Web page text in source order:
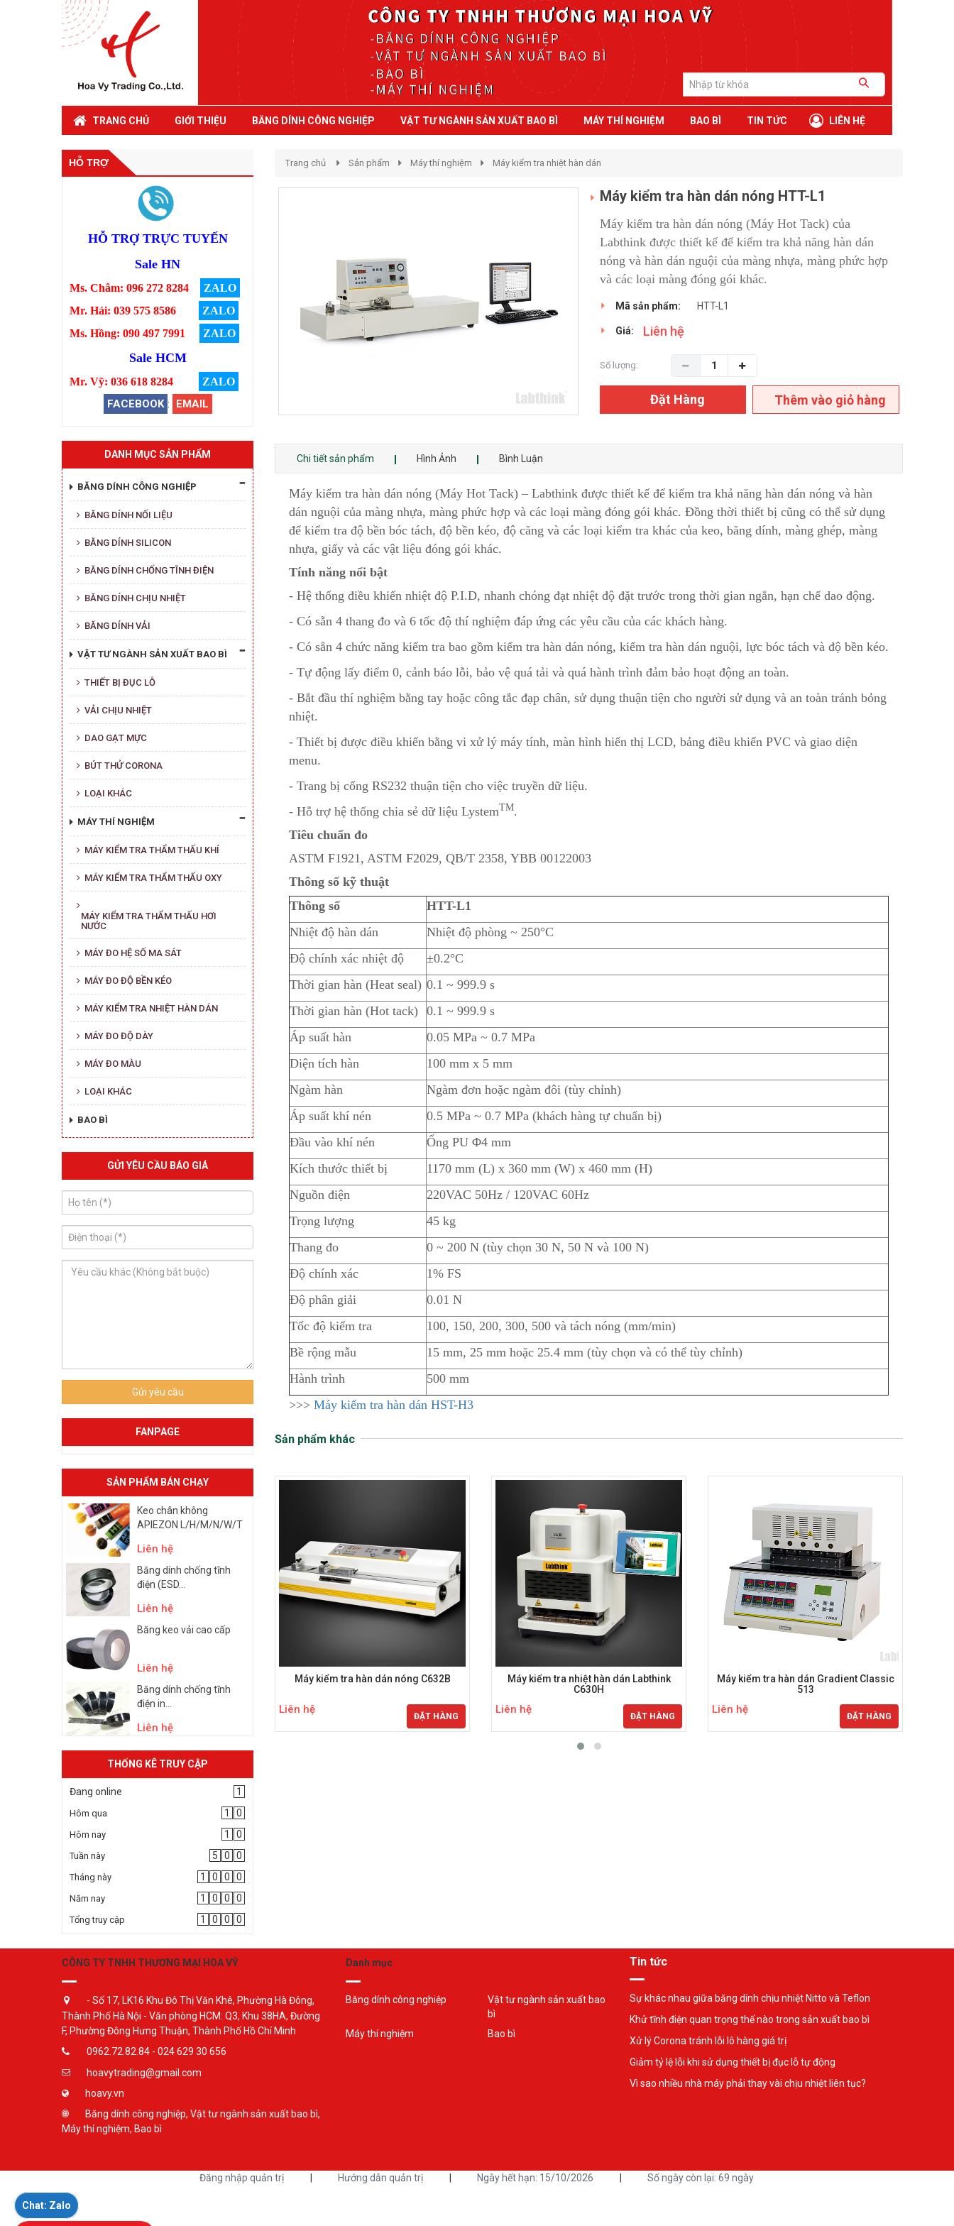
TRANG CHỦ GIỚI THIỆU BĂNG DÍNH CÔNG NGHIỆP VẬT TƯ NGÀNH SẢN XUẤT BAO BÌ MÁY THÍ NGHIỆM BAO BÌ TIN TỨC LIÊN HỆ
HỖ TRỢ
HỖ TRỢ TRỰC TUYẾN
Sale HN
Ms. Châm: 096 272 8284
ZALO
Mr. Hải: 039 575 8586
ZALO
Ms. Hồng: 090 497 7991
ZALO
Sale HCM
Mr. Vỹ: 036 618 8284 ZALO
FACEBOOK : EMAIL
DANH MỤC SẢN PHẨM
BĂNG DÍNH CÔNG NGHIỆP
BĂNG DÍNH NỐI LIỆU
BĂNG DÍNH SILICON
BĂNG DÍNH CHỐNG TĨNH ĐIỆN
BĂNG DÍNH CHỊU NHIỆT
BĂNG DÍNH VẢI
VẬT TƯ NGÀNH SẢN XUẤT BAO BÌ
THIẾT BỊ ĐỤC LỖ
VẢI CHỊU NHIỆT
DAO GẠT MỰC
BÚT THỬ CORONA
LOẠI KHÁC
MÁY THÍ NGHIỆM
MÁY KIỂM TRA THẨM THẤU KHÍ
MÁY KIỂM TRA THẨM THẤU OXY
MÁY KIỂM TRA THẨM THẤU HƠI
NƯỚC
MÁY ĐO HỆ SỐ MA SÁT
MÁY ĐO ĐỘ BỀN KÉO
MÁY KIỂM TRA NHIỆT HÀN DÁN
MÁY ĐO ĐỘ DÀY
MÁY ĐO MÀU
LOẠI KHÁC
BAO BÌ
GỬI YÊU CẦU BÁO GIÁ
Gửi yêu cầu
FANPAGE
SẢN PHẨM BÁN CHẠY
Keo chân không
APIEZON L/H/M/N/W/T
Liên hệ
Băng dính chống tĩnh
điện (ESD...
Liên hệ
Băng keo vải cao cấp
Liên hệ
Băng dính chống tĩnh
điện in...
Liên hệ
THỐNG KÊ TRUY CẬP
Đang online 1
Hôm qua 1 0
Hôm nay 1 0
Tuần này 5 0 0
Tháng này 1 0 0 0
Năm nay 1 0 0 0
Tổng truy cập 1 0 0 0
Trang chủ Sản phẩm Máy thí nghiệm Máy kiểm tra nhiệt hàn dán
Máy kiểm tra hàn dán nóng HTT-L1
Máy kiểm tra hàn dán nóng (Máy Hot Tack) của
Labthink được thiết kế để kiểm tra khả năng hàn dán
nóng và hàn dán nguội của màng nhựa, màng phức hợp
và các loại màng đóng gói khác.
Mã sản phẩm: HTT-L1
Giá: Liên hệ
Số lượng:
Đặt Hàng Thêm vào giỏ hàng
Chi tiết sản phẩm Hình Ảnh Bình Luận
Máy kiểm tra hàn dán nóng (Máy Hot Tack) – Labthink được thiết kế để kiểm tra khả năng hàn dán nóng và hàn
dán nguội của màng nhựa, màng phức hợp và các loại màng đóng gói khác. Đồng thời thiết bị cũng có thể sử dụng
để kiểm tra độ bền bóc tách, độ bền kéo, độ căng và các loại kiểm tra khác của keo, băng dính, màng ghép, màng
nhựa, giấy và các vật liệu đóng gói khác.
Tính năng nổi bật
- Hệ thống điều khiển nhiệt độ P.I.D, nhanh chóng đạt nhiệt độ đặt trước trong thời gian ngắn, hạn chế dao động.
- Có sẵn 4 thang đo và 6 tốc độ thí nghiệm đáp ứng các yêu cầu của các khách hàng.
- Có sẵn 4 chức năng kiểm tra bao gồm kiểm tra hàn dán nóng, kiểm tra hàn dán nguội, lực bóc tách và độ bền kéo.
- Tự động lấy điểm 0, cảnh báo lỗi, bảo vệ quá tải và quá hành trình đảm bảo hoạt động an toàn.
- Bắt đầu thí nghiệm bằng tay hoặc công tắc đạp chân, sử dụng thuận tiện cho người sử dụng và an toàn tránh bỏng
nhiệt.
- Thiết bị được điều khiển bằng vi xử lý máy tính, màn hình hiển thị LCD, bảng điều khiển PVC và giao diện
menu.
- Trang bị cổng RS232 thuận tiện cho việc truyền dữ liệu.
- Hỗ trợ hệ thống chia sẻ dữ liệu LystemTM.
Tiêu chuẩn đo
ASTM F1921, ASTM F2029, QB/T 2358, YBB 00122003
Thông số kỹ thuật
Thông số
HTT-L1
Nhiệt độ hàn dán
Nhiệt độ phòng ~ 250°C
Độ chính xác nhiệt độ
±0.2°C
Thời gian hàn (Heat seal) 0.1 ~ 999.9 s
Thời gian hàn (Hot tack) 0.1 ~ 999.9 s
Áp suất hàn
0.05 MPa ~ 0.7 MPa
Diện tích hàn
100 mm x 5 mm
Ngàm hàn
Ngàm đơn hoặc ngàm đôi (tùy chỉnh)
Áp suất khí nén
0.5 MPa ~ 0.7 MPa (khách hàng tự chuẩn bị)
Đầu vào khí nén
Ống PU Φ4 mm
Kích thước thiết bị
1170 mm (L) x 360 mm (W) x 460 mm (H)
Nguồn điện
220VAC 50Hz / 120VAC 60Hz
Trọng lượng
45 kg
Thang đo
0 ~ 200 N (tùy chọn 30 N, 50 N và 100 N)
Độ chính xác
1% FS
Độ phân giải
0.01 N
Tốc độ kiểm tra
100, 150, 200, 300, 500 và tách nóng (mm/min)
Bề rộng mẫu
15 mm, 25 mm hoặc 25.4 mm (tùy chọn và có thể tùy chỉnh)
Hành trình
500 mm
>>> Máy kiểm tra hàn dán HST-H3
Sản phẩm khác
Máy kiểm tra hàn dán nóng C632B
Liên hệ
ĐẶT HÀNG
Máy kiểm tra nhiệt hàn dán Labthink
C630H
Liên hệ
ĐẶT HÀNG
Máy kiểm tra hàn dán Gradient Classic
513
Liên hệ
ĐẶT HÀNG
CÔNG TY TNHH THƯƠNG MẠI HOA VỸ
- Số 17, LK16 Khu Đô Thị Văn Khê, Phường Hà Đông,
Thành Phố Hà Nội - Văn phòng HCM: Q3, Khu 38HA, Đường
F, Phường Đông Hưng Thuận, Thành Phố Hồ Chí Minh
0962.72.82.84 - 024 629 30 656
hoavytrading@gmail.com
hoavy.vn
Băng dính công nghiệp, Vật tư ngành sản xuất bao bì,
Máy thí nghiệm, Bao bì
Chat: Zalo
Danh mục
Băng dính công nghiệp
Vật tư ngành sản xuất bao
bì
Máy thí nghiệm
Bao bì
Tin tức
Sự khác nhau giữa băng dính chịu nhiệt Nitto và Teflon
Khử tĩnh điện quan trọng thế nào trong sản xuất bao bì
Xử lý Corona tránh lỗi lô hàng giá trị
Giảm tỷ lệ lỗi khi sử dụng thiết bị đục lỗ tự động
Vì sao nhiều nhà máy phải thay vài chịu nhiệt liên tục?
Đăng nhập quản trị Hướng dẫn quản trị Ngày hết hạn: 15/10/2026 Số ngày còn lại: 69 ngày